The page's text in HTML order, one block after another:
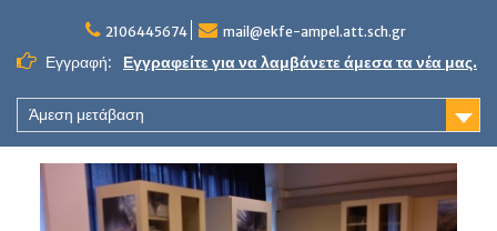
content
2106445674 mail@ekfe-ampel.att.sch.gr
Εγγραφή: Εγγραφείτε για να λαμβάνετε άμεσα τα νέα μας.
Άμεση μετάβαση